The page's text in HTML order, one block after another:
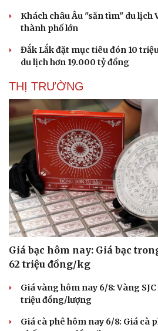
Khách châu Âu "săn tìm" du lịch
thành phố lớn
Đắk Lắk đặt mục tiêu đón 10
du lịch hơn 19.000 tỷ đồng
THỊ TRƯỜNG
Giá bạc hôm nay: Giá bạc
62 triệu đồng/kg
Giá vàng hôm nay 6/8: Vàng
triệu đồng/lượng
Giá cà phê hôm nay 6/8: Giá cà